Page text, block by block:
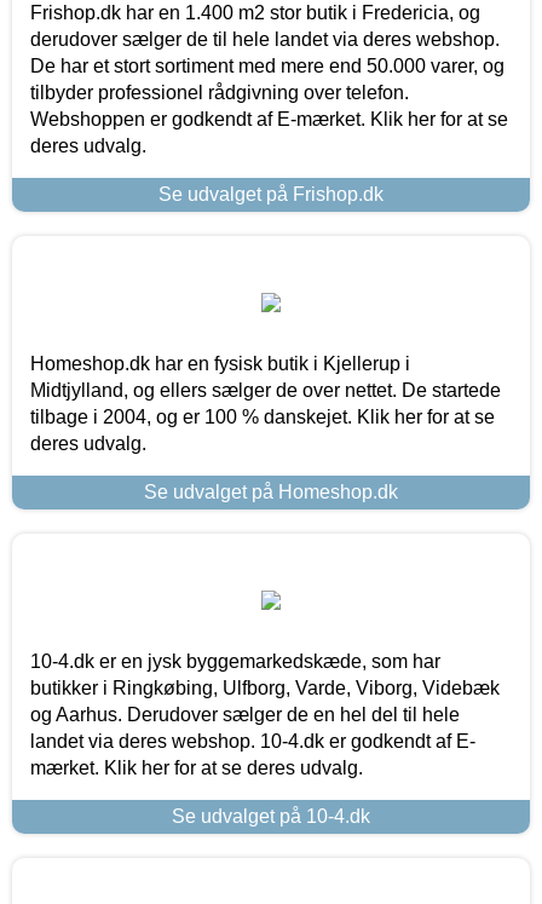
Frishop.dk har en 1.400 m2 stor butik i Fredericia, og
derudover sælger de til hele landet via deres webshop.
De har et stort sortiment med mere end 50.000 varer, og
tilbyder professionel rådgivning over telefon.
Webshoppen er godkendt af E-mærket. Klik her for at se
deres udvalg.
Se udvalget på Frishop.dk
Homeshop.dk har en fysisk butik i Kjellerup i
Midtjylland, og ellers sælger de over nettet. De startede
tilbage i 2004, og er 100 % danskejet. Klik her for at se
deres udvalg.
Se udvalget på Homeshop.dk
10-4.dk er en jysk byggemarkedskæde, som har
butikker i Ringkøbing, Ulfborg, Varde, Viborg, Videbæk
og Aarhus. Derudover sælger de en hel del til hele
landet via deres webshop. 10-4.dk er godkendt af E-
mærket. Klik her for at se deres udvalg.
Se udvalget på 10-4.dk